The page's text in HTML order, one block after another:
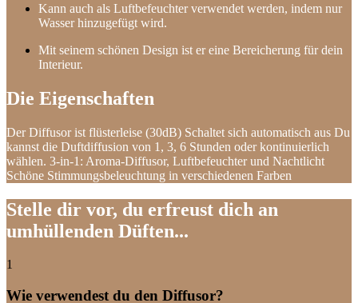
Kann auch als Luftbefeuchter verwendet werden, indem nur
Wasser hinzugefügt wird.
Mit seinem schönen Design ist er eine Bereicherung für dein
Interieur.
Die Eigenschaften
Der Diffusor ist flüsterleise (30dB) Schaltet sich automatisch aus Du
kannst die Duftdiffusion von 1, 3, 6 Stunden oder kontinuierlich
wählen. 3-in-1: Aroma-Diffusor, Luftbefeuchter und Nachtlicht
Schöne Stimmungsbeleuchtung in verschiedenen Farben
Stelle dir vor, du erfreust dich an
umhüllenden Düften...
1
Wie verwendest du den Diffusor?